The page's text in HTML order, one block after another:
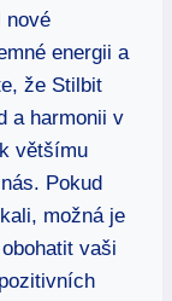
nové
energii a
že Stilbit
a harmonii v
většímu
Pokud
možná je
vaši